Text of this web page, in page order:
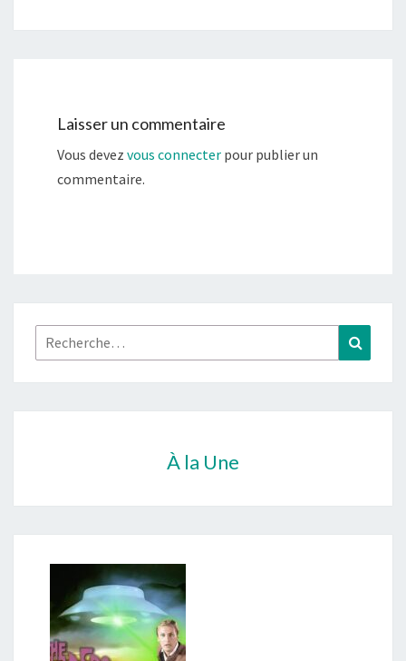
Laisser un commentaire
Vous devez vous connecter pour publier un
commentaire.
Rechercher :
À la Une